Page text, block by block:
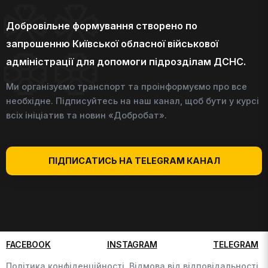
Добровільне формування створено по
запрошенню Київської обласної військової
адміністрації для допомоги підрозділам ДСНС.
Ми організуємо транспорт та проінформуємо про все
необхідне. Підписуйтесь на наш канал, щоб бути у курсі
всіх ініціатив та новин «Добробат».
ПІДПИСАТИСЬ НА TELEGRAM КАНАЛ
FACEBOOK INSTAGRAM TELEGRAM
Політика конфіденційності, Відмова від відповідальності